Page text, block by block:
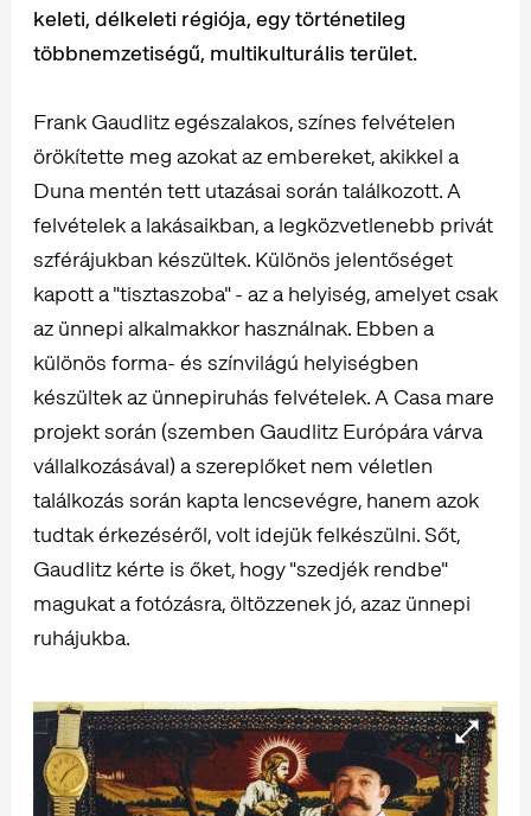
keleti, délkeleti régiója, egy történetileg
többnemzetiségű, multikulturális terület.
Frank Gaudlitz egészalakos, színes felvételen
örökítette meg azokat az embereket, akikkel a
Duna mentén tett utazásai során találkozott. A
felvételek a lakásaikban, a legközvetlenebb privát
szférájukban készültek. Különös jelentőséget
kapott a "tisztaszoba" - az a helyiség, amelyet csak
az ünnepi alkalmakkor használnak. Ebben a
különös forma- és színvilágú helyiségben
készültek az ünnepiruhás felvételek. A Casa mare
projekt során (szemben Gaudlitz Európára várva
vállalkozásával) a szereplőket nem véletlen
találkozás során kapta lencsevégre, hanem azok
tudtak érkezéséről, volt idejük felkészülni. Sőt,
Gaudlitz kérte is őket, hogy "szedjék rendbe"
magukat a fotózásra, öltözzenek jó, azaz ünnepi
ruhájukba.